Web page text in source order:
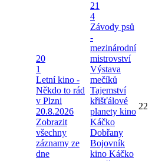
20
1
Letní kino -
Někdo to rád
v Plzni
20.8.2026
Zobrazit
všechny
záznamy ze
dne
21
4
Závody psů
-
mezinárodní
mistrovství
Výstava
mečíků
Tajemství
křišťálové
planety kino
Káčko
Dobřany
Bojovník
kino Káčko
22